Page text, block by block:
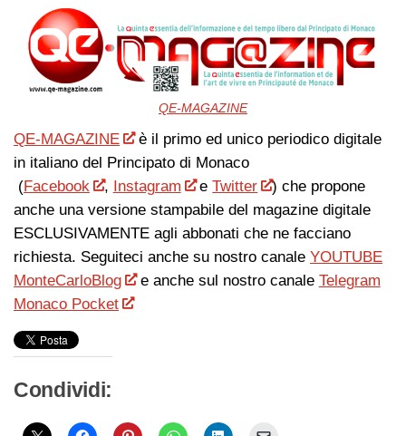
QE-MAGAZINE
QE-MAGAZINE
è il primo ed unico periodico digitale
in italiano del Principato di Monaco
(Facebook , Instagram eTwitter
) che propone
anche una versione stampabile del magazine digitale
ESCLUSIVAMENTE agli abbonati che ne facciano
richiesta. Seguiteci anche su nostro canale YOUTUBE
MonteCarloBlog
e anche sul nostro canale Telegram
Monaco Pocket
Condividi: